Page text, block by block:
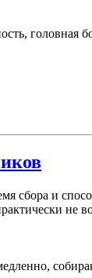
головная
сбора и
не